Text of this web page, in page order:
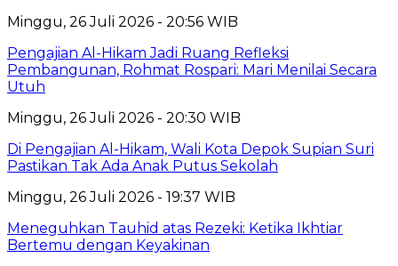
Minggu, 26 Juli 2026 - 20:56 WIB
Pengajian Al-Hikam Jadi Ruang Refleksi
Pembangunan, Rohmat Rospari: Mari Menilai Secara
Utuh
Minggu, 26 Juli 2026 - 20:30 WIB
Di Pengajian Al-Hikam, Wali Kota Depok Supian Suri
Pastikan Tak Ada Anak Putus Sekolah
Minggu, 26 Juli 2026 - 19:37 WIB
Meneguhkan Tauhid atas Rezeki: Ketika Ikhtiar
Bertemu dengan Keyakinan